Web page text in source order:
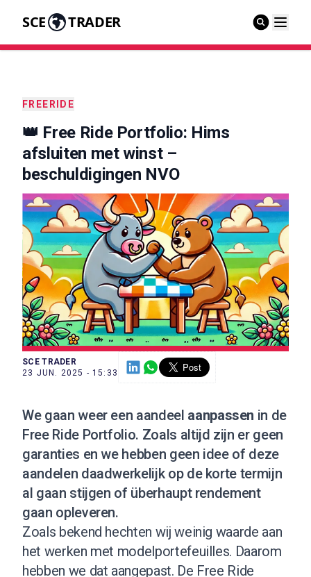
SCE TRADER
FREERIDE
👑 Free Ride Portfolio: Hims
afsluiten met winst –
beschuldigingen NVO
SCE TRADER
23 JUN. 2025 - 15:33
We gaan weer een aandeel aanpassen in de
Free Ride Portfolio. Zoals altijd zijn er geen
garanties en we hebben geen idee of deze
aandelen daadwerkelijk op de korte termijn
al gaan stijgen of überhaupt rendement
gaan opleveren.
Zoals bekend hechten wij weinig waarde aan
het werken met modelportefeuilles. Daarom
hebben we dat aangepast. De Free Ride